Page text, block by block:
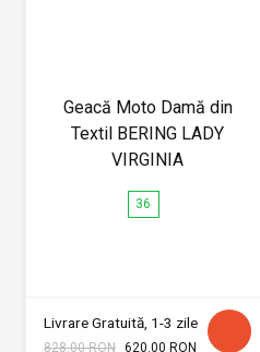
Geacă Moto Damă din
Textil BERING LADY
VIRGINIA
36
Livrare Gratuită, 1-3 zile
828.00 RON 620.00 RON